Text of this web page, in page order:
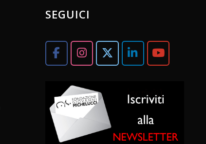
SEGUICI